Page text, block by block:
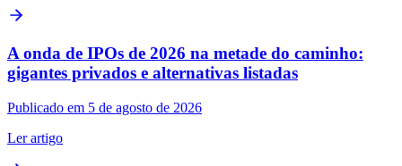
A onda de IPOs de 2026 na metade do caminho:
gigantes privados e alternativas listadas
Publicado em 5 de agosto de 2026
Ler artigo